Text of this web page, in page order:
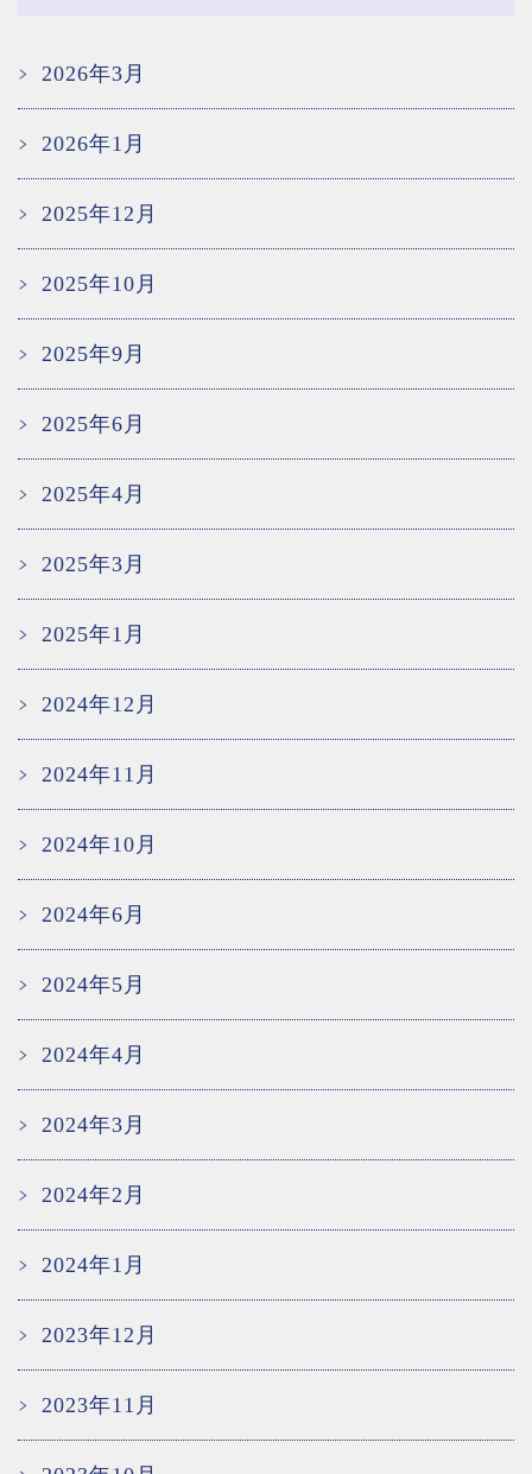
2026年3月
2026年1月
2025年12月
2025年10月
2025年9月
2025年6月
2025年4月
2025年3月
2025年1月
2024年12月
2024年11月
2024年10月
2024年6月
2024年5月
2024年4月
2024年3月
2024年2月
2024年1月
2023年12月
2023年11月